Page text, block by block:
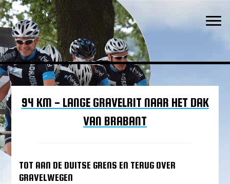
Spring
naar
de
hoofdnavigatie
Door
naar
de
hoofd
inhoud
Spring
naar
de
eerste
sidebar
Waar een weg is, is een wil
94 KM - LANGE GRAVELRIT NAAR HET DAK
VAN BRABANT
TOT AAN DE DUITSE GRENS EN TERUG OVER
GRAVELWEGEN